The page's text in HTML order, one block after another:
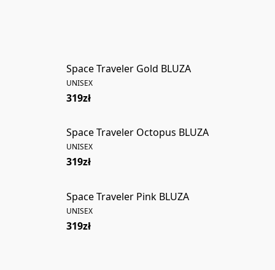
Space Traveler Gold BLUZA
UNISEX
319zł
Space Traveler Octopus BLUZA
UNISEX
319zł
Space Traveler Pink BLUZA
UNISEX
319zł